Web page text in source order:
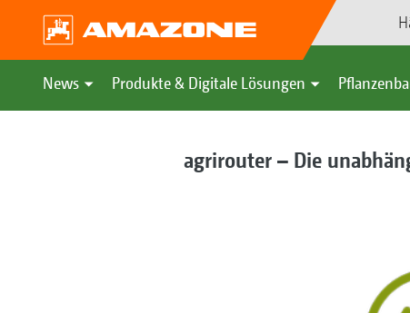
News Produkte & Digitale Lösungen
agrirouter – Die